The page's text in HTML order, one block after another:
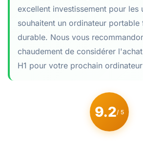
excellent investissement pour les
souhaitent un ordinateur portable
durable. Nous vous
chaudement de considérer
H1 pour votre prochain
9.2/ 5